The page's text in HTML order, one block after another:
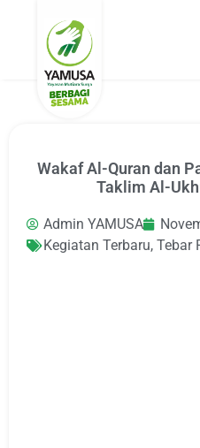
Wakaf Al-Quran dan
Taklim Al-
Admin YAMUSA
Kegiatan Terbaru, Tebar